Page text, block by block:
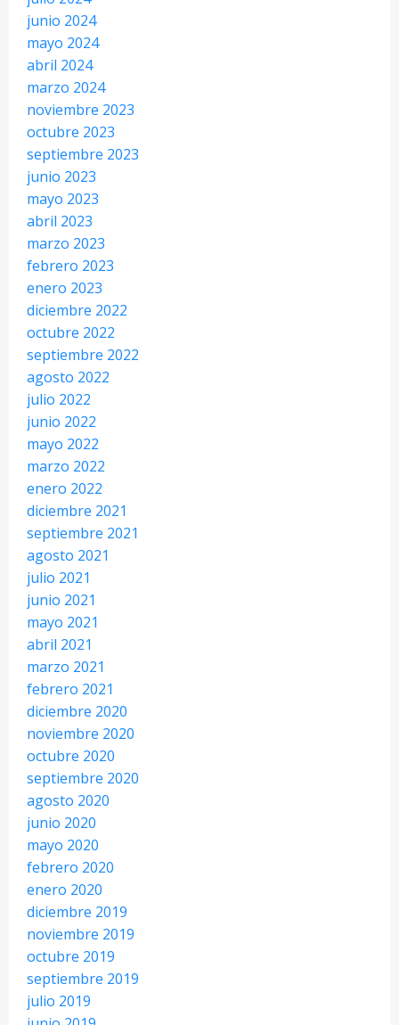
junio 2024
mayo 2024
abril 2024
marzo 2024
noviembre 2023
octubre 2023
septiembre 2023
junio 2023
mayo 2023
abril 2023
marzo 2023
febrero 2023
enero 2023
diciembre 2022
octubre 2022
septiembre 2022
agosto 2022
julio 2022
junio 2022
mayo 2022
marzo 2022
enero 2022
diciembre 2021
septiembre 2021
agosto 2021
julio 2021
junio 2021
mayo 2021
abril 2021
marzo 2021
febrero 2021
diciembre 2020
noviembre 2020
octubre 2020
septiembre 2020
agosto 2020
junio 2020
mayo 2020
febrero 2020
enero 2020
diciembre 2019
noviembre 2019
octubre 2019
septiembre 2019
julio 2019